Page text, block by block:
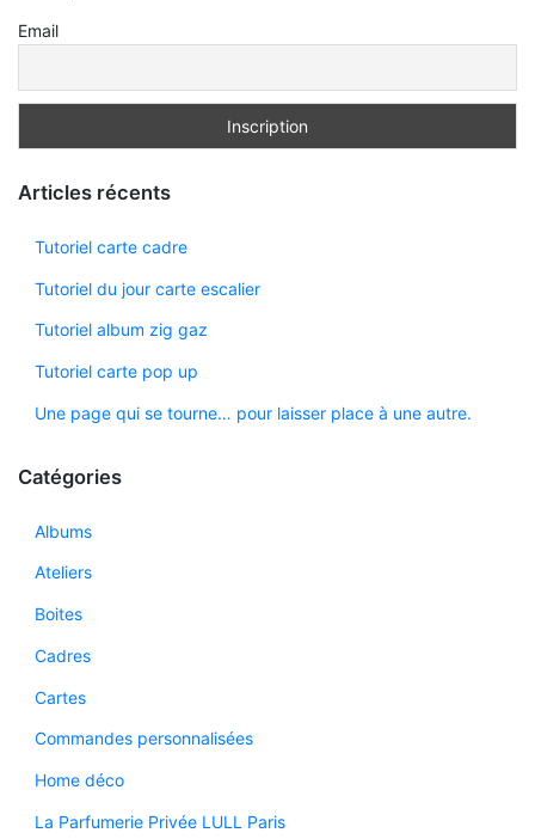
Email
Articles récents
Tutoriel carte cadre
Tutoriel du jour carte escalier
Tutoriel album zig gaz
Tutoriel carte pop up
Une page qui se tourne… pour laisser place à une autre.
Catégories
Albums
Ateliers
Boites
Cadres
Cartes
Commandes personnalisées
Home déco
La Parfumerie Privée LULL Paris